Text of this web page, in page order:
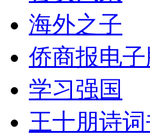
海外之子
侨商报电子
学习强国
王十朋诗